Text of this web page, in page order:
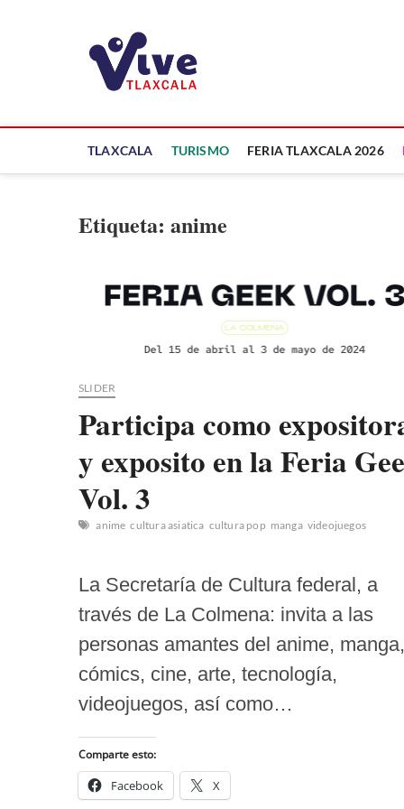
TLAXCALA TURISMO FERIA TLAXCALA 2026
Etiqueta: anime
SLIDER
Participa como
y exposito en la Feria
Vol. 3
anime cultura asiatica cultura pop manga videojuegos
La Secretaría de Cultura federal, a
través de La Colmena: invita a las
personas amantes del anime, manga,
cómics, cine, arte, tecnología,
videojuegos, así como…
Comparte esto:
Facebook X